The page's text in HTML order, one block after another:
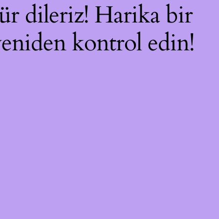
dileriz! Harika bir
kontrol edin!